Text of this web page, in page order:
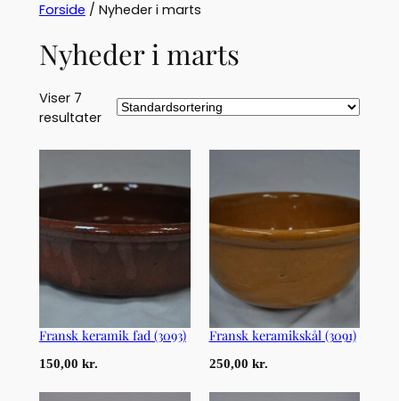
Forside / Nyheder i marts
Nyheder i marts
Viser 7
resultater
Fransk keramik fad (3093)
150,00 kr.
Fransk keramikskål (3091)
250,00 kr.